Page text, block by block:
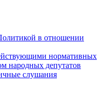
в отношении
нормативных
народных депутатов
слушания